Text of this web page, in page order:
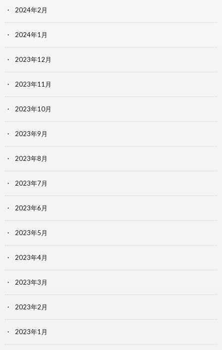
2024年2月
2024年1月
2023年12月
2023年11月
2023年10月
2023年9月
2023年8月
2023年7月
2023年6月
2023年5月
2023年4月
2023年3月
2023年2月
2023年1月